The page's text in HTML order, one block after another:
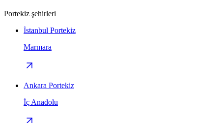
Portekiz şehirleri
İstanbul Portekiz
Marmara
Ankara Portekiz
İç Anadolu